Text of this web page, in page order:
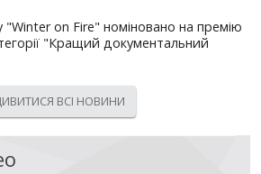
"Winter on Fire" номіновано на премію
"Кращий документальний
ВСІ НОВИНИ